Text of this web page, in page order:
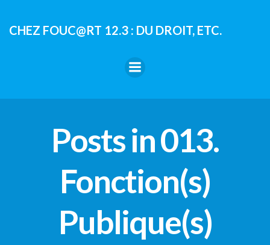
contenu
CHEZ FOUC@RT 12.3 : DU DROIT, ETC.
Posts in 013.
Fonction(s)
Publique(s)